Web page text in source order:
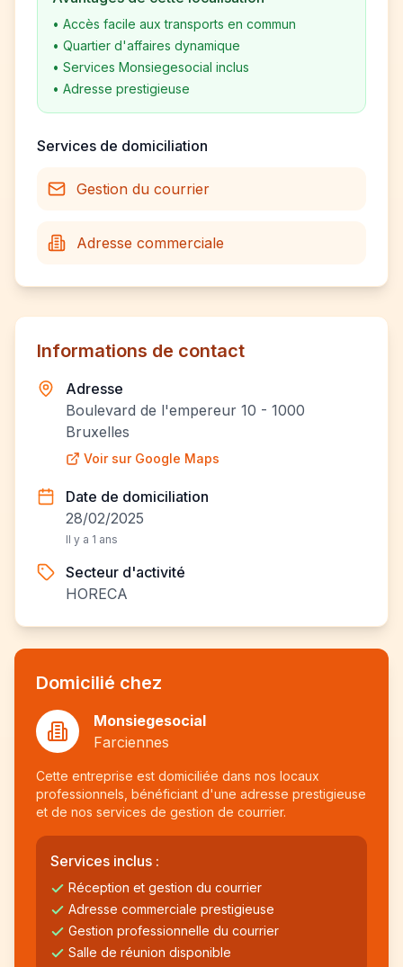
• Accès facile aux transports en commun
• Quartier d'affaires dynamique
• Services Monsiegesocial inclus
• Adresse prestigieuse
Services de domiciliation
Gestion du courrier
Adresse commerciale
Informations de contact
Adresse
Boulevard de l'empereur 10 - 1000
Bruxelles
Voir sur Google Maps
Date de domiciliation
28/02/2025
Il y a 1 ans
Secteur d'activité
HORECA
Domicilié chez
Monsiegesocial
Farciennes
Cette entreprise est domiciliée dans nos locaux
professionnels, bénéficiant d'une adresse prestigieuse
et de nos services de gestion de courrier.
Services inclus :
Réception et gestion du courrier
Adresse commerciale prestigieuse
Gestion professionnelle du courrier
Salle de réunion disponible